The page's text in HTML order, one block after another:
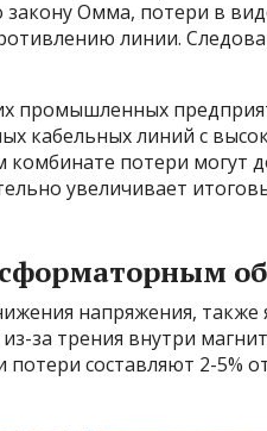
закону Омма, потери в
линии.
промышленных
кабельных линий с
потери могут
увеличивает
напряжения, также
за трения внутри
составляют 2-5%